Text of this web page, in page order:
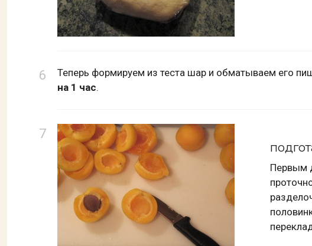
Теперь формируем из теста шар и обматываем его
на 1 час.
Первым